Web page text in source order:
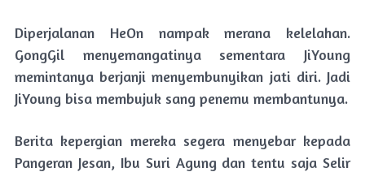
Diperjalanan HeOn nampak merana kelelahan.
GongGil menyemangatinya sementara JiYoung
memintanya berjanji menyembunyikan jati diri. Jadi
JiYoung bisa membujuk sang penemu membantunya.
Berita kepergian mereka segera menyebar kepada
Pangeran Jesan, Ibu Suri Agung dan tentu saja Selir